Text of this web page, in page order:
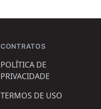
CONTRATOS
POLÍTICA DE
PRIVACIDADE
TERMOS DE USO